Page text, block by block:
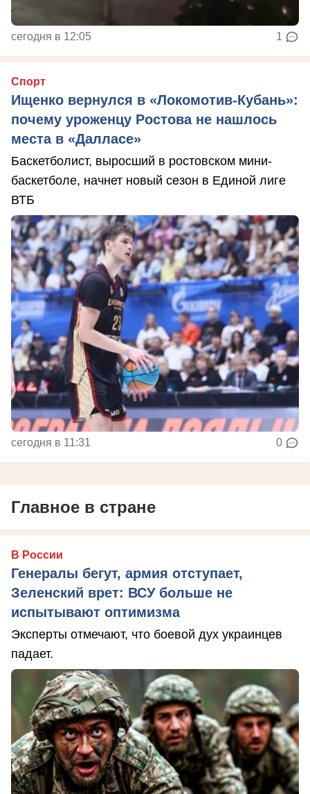
сегодня в 12:05 1
Спорт
Ищенко вернулся в «Локомотив-Кубань»:
почему уроженцу Ростова не нашлось
места в «Далласе»
Баскетболист, выросший в ростовском мини-
баскетболе, начнет новый сезон в Единой лиге
ВТБ
сегодня в 11:31 0
Главное в стране
В России
Генералы бегут, армия отступает,
Зеленский врет: ВСУ больше не
испытывают оптимизма
Эксперты отмечают, что боевой дух украинцев
падает.